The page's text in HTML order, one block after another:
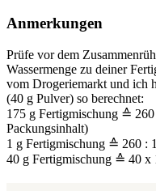
Anmerkungen
Prüfe vor dem
Wassermenge zu deiner
vom Drogeriemarkt und ich
(40 g Pulver) so berechnet:
175 g Fertigmischung ≙ 260
Packungsinhalt)
1 g Fertigmischung ≙ 260 :
40 g Fertigmischung ≙ 40 x